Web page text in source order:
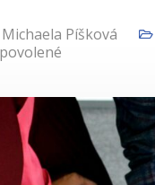
Michaela Píšková